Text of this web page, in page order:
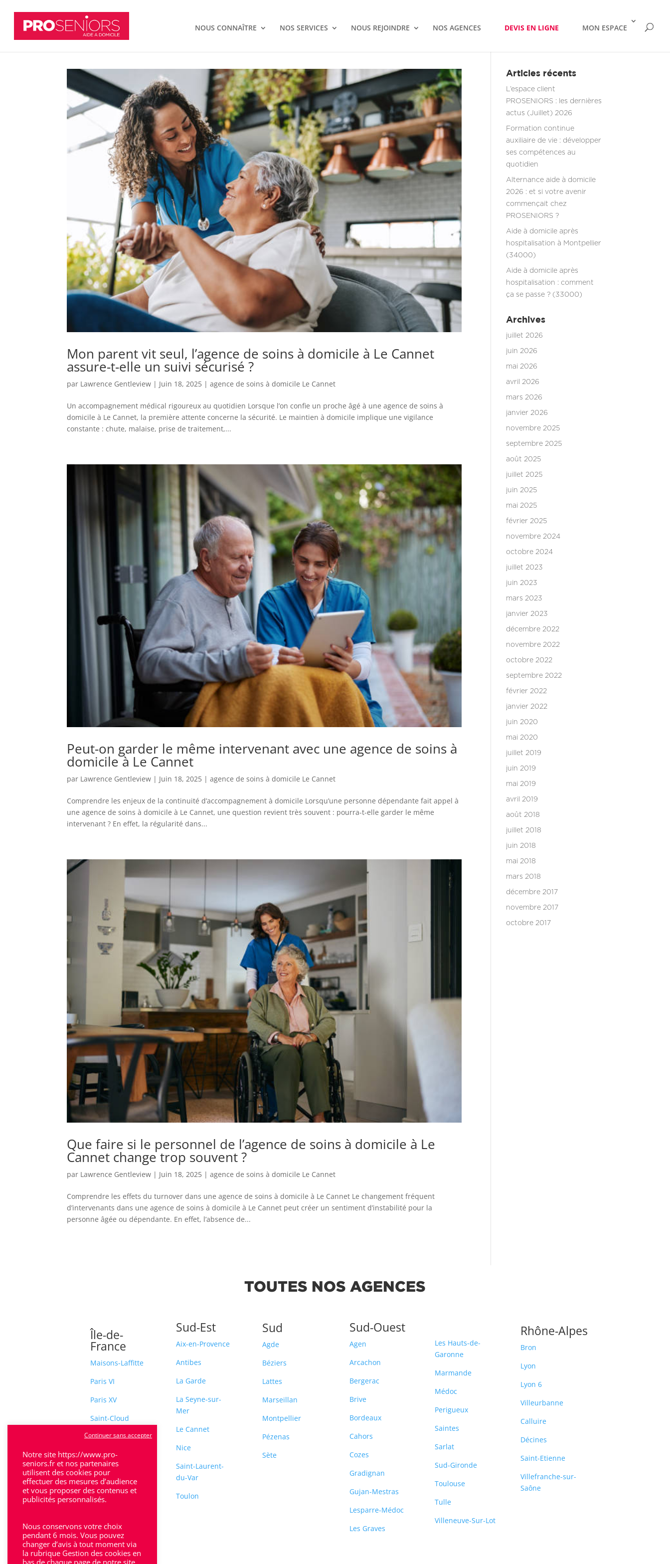
NOUS CONNAÎTRE NOS SERVICES NOUS REJOINDRE NOS AGENCES DEVIS EN LIGNE MON ESPACE
Mon parent vit seul, l’agence de soins à domicile à Le Cannet
assure-t-elle un suivi sécurisé ?
par Lawrence Gentleview | Juin 18, 2025 |agence de soins à domicile Le Cannet
Un accompagnement médical rigoureux au quotidien Lorsque l’on confie un proche âgé à une agence de soins à
domicile à Le Cannet, la première attente concerne la sécurité. Le maintien à domicile implique une vigilance
constante : chute, malaise, prise de traitement,...
Peut-on garder le même intervenant avec une agence de soins à
domicile à Le Cannet
par Lawrence Gentleview | Juin 18, 2025 |agence de soins à domicile Le Cannet
Comprendre les enjeux de la continuité d’accompagnement à domicile Lorsqu’une personne dépendante fait appel à
une agence de soins à domicile à Le Cannet, une question revient très souvent : pourra-t-elle garder le même
intervenant ? En effet, la régularité dans...
Que faire si le personnel de l’agence de soins à domicile à Le
Cannet change trop souvent ?
par Lawrence Gentleview | Juin 18, 2025 |agence de soins à domicile Le Cannet
Comprendre les effets du turnover dans une agence de soins à domicile à Le Cannet Le changement fréquent
d’intervenants dans une agence de soins à domicile à Le Cannet peut créer un sentiment d’instabilité pour la
personne âgée ou dépendante. En effet, l’absence de...
Articles récents
L’espace client
PROSENIORS : les dernières
actus (Juillet) 2026
Formation continue
auxiliaire de vie : développer
ses compétences au
quotidien
Alternance aide à domicile
2026 : et si votre avenir
commençait chez
PROSENIORS ?
Aide à domicile après
hospitalisation à Montpellier
(34000)
Aide à domicile après
hospitalisation : comment
ça se passe ? (33000)
Archives
juillet 2026
juin 2026
mai 2026
avril 2026
mars 2026
janvier 2026
novembre 2025
septembre 2025
août 2025
juillet 2025
juin 2025
mai 2025
février 2025
novembre 2024
octobre 2024
juillet 2023
juin 2023
mars 2023
janvier 2023
décembre 2022
novembre 2022
octobre 2022
septembre 2022
février 2022
janvier 2022
juin 2020
mai 2020
juillet 2019
juin 2019
mai 2019
avril 2019
août 2018
juillet 2018
juin 2018
mai 2018
mars 2018
décembre 2017
novembre 2017
octobre 2017
TOUTES NOS AGENCES
Île-de-
France
Maisons-Laffitte
Paris VI
Paris XV
Saint-Cloud
Sceaux
Sud-Est
Aix-en-Provence
Antibes
La Garde
La Seyne-sur-
Mer
Le Cannet
Nice
Saint-Laurent-
du-Var
Toulon
Sud
Agde
Béziers
Lattes
Marseillan
Montpellier
Pézenas
Sète
Sud-Ouest
Agen
Arcachon
Bergerac
Brive
Bordeaux
Cahors
Cozes
Gradignan
Gujan-Mestras
Lesparre-Médoc
Les Graves
Les Hauts-de-
Garonne
Marmande
Médoc
Perigueux
Saintes
Sarlat
Sud-Gironde
Toulouse
Tulle
Villeneuve-Sur-Lot
Rhône-Alpes
Bron
Lyon
Lyon 6
Villeurbanne
Calluire
Décines
Saint-Etienne
Villefranche-sur-
Saône
Notre site https://www.pro-
seniors.fr et nos partenaires
utilisent des cookies pour
effectuer des mesures d’audience
et vous proposer des contenus et
publicités personnalisés.
Nous conservons votre choix
pendant 6 mois. Vous pouvez
changer d’avis à tout moment via
la rubrique Gestion des cookies en
bas de chaque page de notre site.
Continuer sans accepter